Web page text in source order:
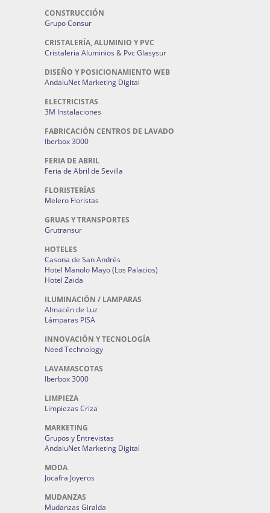
CONSTRUCCIÓN
Grupo Consur
CRISTALERÍA, ALUMINIO Y PVC
Cristaleria Aluminios & Pvc Glasysur
DISEÑO Y POSICIONAMIENTO WEB
AndaluNet Marketing Digital
ELECTRICISTAS
3M Instalaciones
FABRICACIÓN CENTROS DE LAVADO
Iberbox 3000
FERIA DE ABRIL
Feria de Abril de Sevilla
FLORISTERÍAS
Melero Floristas
GRUAS Y TRANSPORTES
Grutransur
HOTELES
Casona de San Andrés
Hotel Manolo Mayo (Los Palacios)
Hotel Zaida
ILUMINACIÓN / LAMPARAS
Almacén de Luz
Lámparas PISA
INNOVACIÓN Y TECNOLOGÍA
Need Technology
LAVAMASCOTAS
Iberbox 3000
LIMPIEZA
Limpiezas Criza
MARKETING
Grupos y Entrevistas
AndaluNet Marketing Digital
MODA
Jocafra Joyeros
MUDANZAS
Mudanzas Giralda